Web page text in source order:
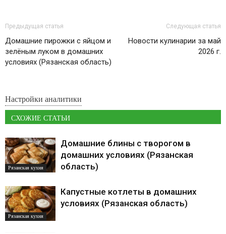
Предыдущая статья
Домашние пирожки с яйцом и
зелёным луком в домашних
условиях (Рязанская область)
Следующая статья
Новости кулинарии за май
2026 г.
Настройки аналитики
СХОЖИЕ СТАТЬИ
Рязанская кухня
Домашние блины с творогом в
домашних условиях (Рязанская
область)
Рязанская кухня
Капустные котлеты в домашних
условиях (Рязанская область)